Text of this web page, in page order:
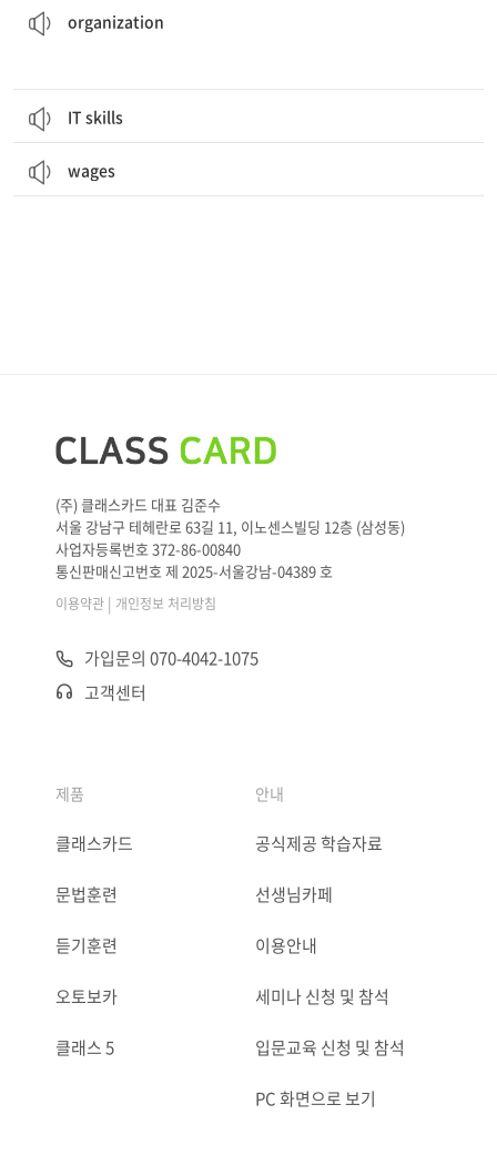
organization
IT skills
wages
(주) 클래스카드 대표 김준수
서울 강남구 테헤란로 63길 11, 이노센스빌딩 12층 (삼성동)
사업자등록번호 372-86-00840
통신판매신고번호 제 2025-서울강남-04389 호
이용약관 | 개인정보 처리방침
가입문의 070-4042-1075
고객센터
제품
클래스카드
문법훈련
듣기훈련
오토보카
클래스 5
안내
공식제공 학습자료
선생님카페
이용안내
세미나 신청 및 참석
입문교육 신청 및 참석
PC 화면으로 보기